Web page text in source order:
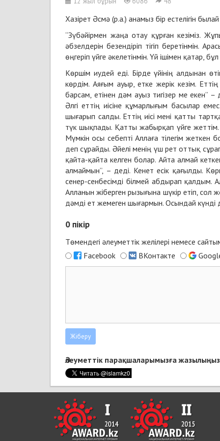
Хазірет Әсмә (р.а.) анамыз бір естелігін
“Зүбәйірмен жаңа отау құрған кезіміз.
әбзелдерін безендіріп тігіп беретінмін.
өңгеріп үйге әкелетінмін. Үй ішімен
Көршім иудей еді. Бірде үйінің алдынан
көрдім. Аяғым ауыр, етке жерік кезім.
барсам, етінен дәм ауыз тигізер ме екен”
Әлгі еттің иісіне құмарлығым басылар
шығарып салды. Еттің иісі мені қатты
түк шықпады. Қатты жабырқап үйге
Мүмкін осы себепті Аллаға тілегім жеткен
деп сұрайды. Әйелі менің үш рет оттық
қайта-қайта келген болар. Айта алмай
алмаймын”, – деді. Кенет есік қағылды.
сенер-сенбесімді білмей абдырап қалдым.
Алланын жіберген рызығына шүкір етіп,
дәмді ет жемеген шығармын. Осындай күнді
0 пікір
Төмендегі әлеуметтік желілері немесе
Facebook
ВКонтакте
Әлеуметтік парақшаларымызға